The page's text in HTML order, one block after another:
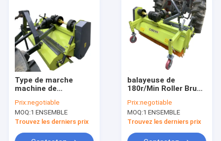
Type de marche
machine de
de la poussée
1600mm de main de
balayeuse de route
Prix:negotiable
MOQ:1 ENSEMBLE
Trouvez les derniers prix
balayeuse de
180r/Min Roller Brush
320kg avec le seau
Prix:negotiable
MOQ:1 ENSEMBLE
Trouvez les derniers prix